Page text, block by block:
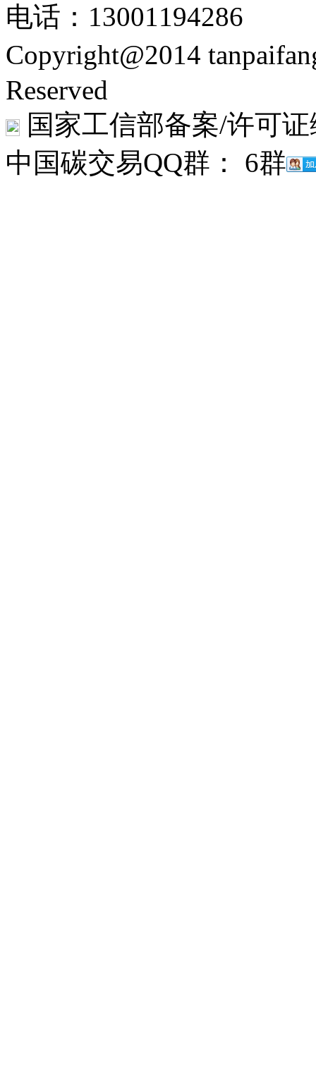
电话：13001194286
Copyright@2014
Reserved
国家工信部备案/许可
中国碳交易QQ群： 6群